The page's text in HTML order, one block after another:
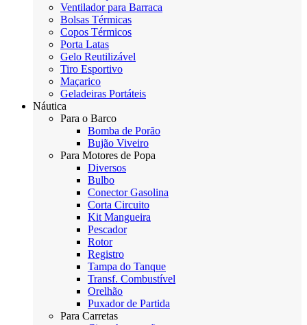
Ventilador para Barraca
Bolsas Térmicas
Copos Térmicos
Porta Latas
Gelo Reutilizável
Tiro Esportivo
Maçarico
Geladeiras Portáteis
Náutica
Para o Barco
Bomba de Porão
Bujão Viveiro
Para Motores de Popa
Diversos
Bulbo
Conector Gasolina
Corta Circuito
Kit Mangueira
Pescador
Rotor
Registro
Tampa do Tanque
Transf. Combustível
Orelhão
Puxador de Partida
Para Carretas